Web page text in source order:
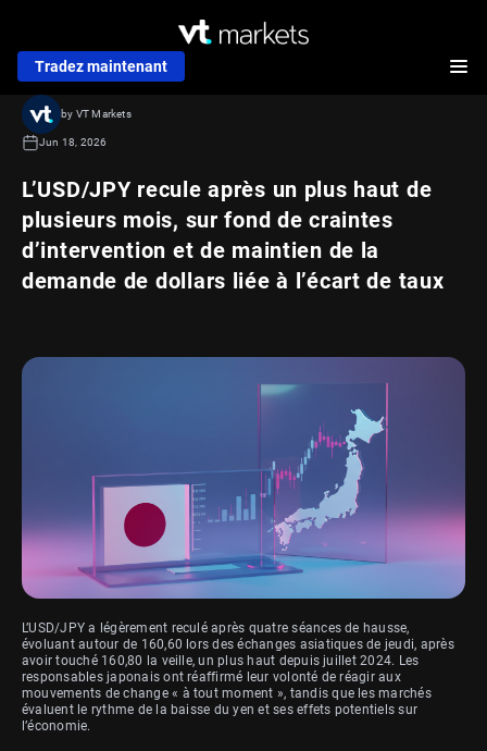
Tradez maintenant
L’USD/JPY recule après un plus haut de
plusieurs mois, sur fond de craintes
d’intervention et de maintien de la
demande de dollars liée à l’écart de taux
by VT Markets
Jun 18, 2026
L’USD/JPY a légèrement reculé après quatre séances de hausse,
évoluant autour de 160,60 lors des échanges asiatiques de jeudi, après
avoir touché 160,80 la veille, un plus haut depuis juillet 2024. Les
responsables japonais ont réaffirmé leur volonté de réagir aux
mouvements de change « à tout moment », tandis que les marchés
évaluent le rythme de la baisse du yen et ses effets potentiels sur
l’économie.